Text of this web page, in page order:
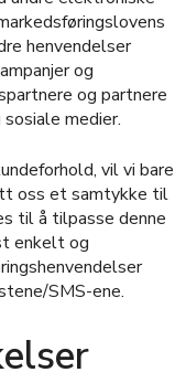
henvendelser
og
og partnere
medier.
vil vi bare
oss et samtykke til
til å tilpasse denne
enkelt og
SMS-ene.